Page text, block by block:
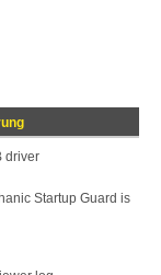
driver
Startup Guard is